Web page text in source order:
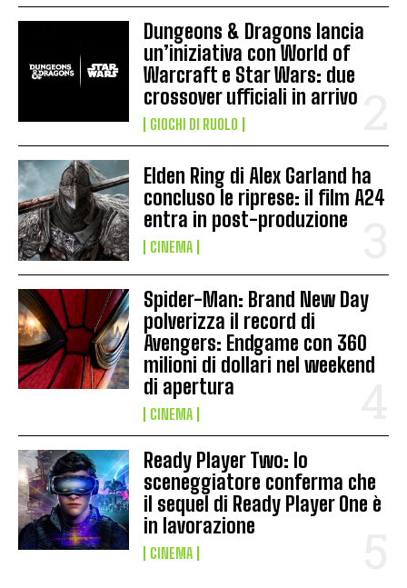
Dungeons & Dragons lancia
un’iniziativa con World of
Warcraft e Star Wars: due
crossover ufficiali in arrivo
GIOCHI DI RUOLO
Elden Ring di Alex Garland ha
concluso le riprese: il film A24
entra in post-produzione
CINEMA
Spider-Man: Brand New Day
polverizza il record di
Avengers: Endgame con 360
milioni di dollari nel weekend
di apertura
CINEMA
Ready Player Two: lo
sceneggiatore conferma che
il sequel di Ready Player One è
in lavorazione
CINEMA